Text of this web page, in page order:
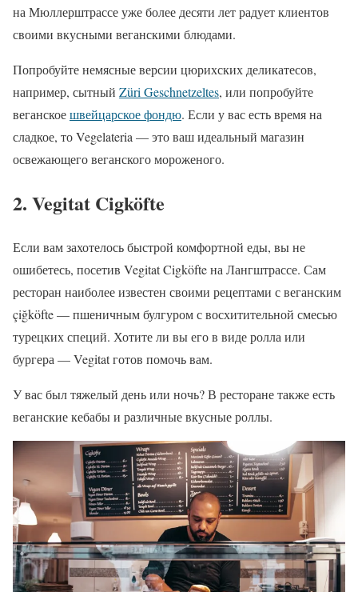
на Мюллерштрассе уже более десяти лет радует клиентов
своими вкусными веганскими блюдами.
Попробуйте немясные версии цюрихских деликатесов,
например, сытный Züri Geschnetzeltes, или попробуйте
веганскоешвейцарское фондю. Если у вас есть время на
сладкое, то Vegelateria — это ваш идеальный магазин
освежающего веганского мороженого.
2. Vegitat Cigköfte
Если вам захотелось быстрой комфортной еды, вы не
ошибетесь, посетив Vegitat Cigköfte на Лангштрассе. Сам
ресторан наиболее известен своими рецептами с веганским
çiğköfte — пшеничным булгуром с восхитительной смесью
турецких специй. Хотите ли вы его в виде ролла или
бургера — Vegitat готов помочь вам.
У вас был тяжелый день или ночь? В ресторане также есть
веганские кебабы и различные вкусные роллы.